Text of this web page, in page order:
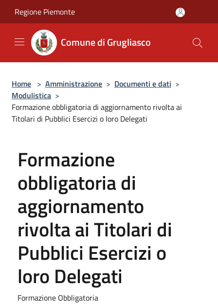
Regione Piemonte
Comune di Grugliasco
Home > Amministrazione > Documenti e dati >
Modulistica >
Formazione obbligatoria di aggiornamento rivolta ai
Titolari di Pubblici Esercizi o loro Delegati
Formazione
obbligatoria di
aggiornamento
rivolta ai Titolari di
Pubblici Esercizi o
loro Delegati
Formazione Obbligatoria